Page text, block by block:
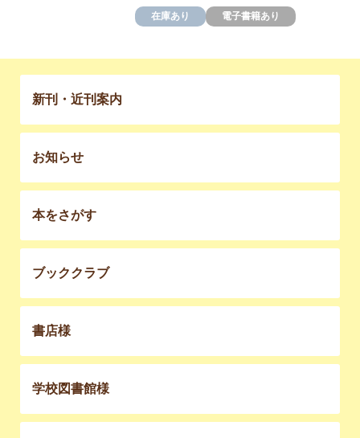
在庫あり 電子書籍あり
新刊・近刊案内
お知らせ
本をさがす
ブッククラブ
書店様
学校図書館様